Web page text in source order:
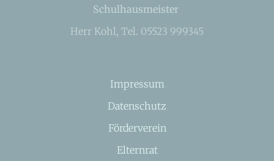
Schulhausmeister
Herr Kohl, Tel. 05523 999345
Impressum
Datenschutz
Förderverein
Elternrat